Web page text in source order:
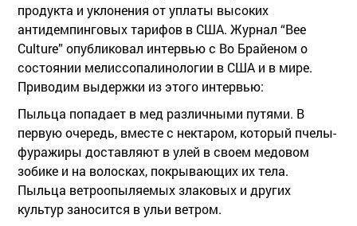
продукта и уклонения от уплаты высоких
антидемпинговых тарифов в США. Журнал “Bee
Culture” опубликовал интервью с Во Брайеном о
состоянии мелиссопалинологии в США и в мире.
Приводим выдержки из этого интервью:
Пыльца попадает в мед различными путями. В
первую очередь, вместе с нектаром, который пчелы-
фуражиры доставляют в улей в своем медовом
зобике и на волосках, покрывающих их тела.
Пыльца ветроопыляемых злаковых и других
культур заносится в ульи ветром.